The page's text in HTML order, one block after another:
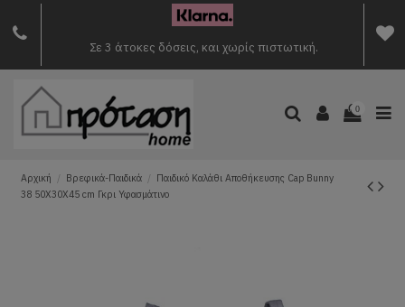
Σε 3 άτοκες δόσεις, και χωρίς πιστωτική.
0
Αρχική Βρεφικά-Παιδικά
Παιδικό Καλάθι Αποθήκευσης Cap Bunny
38 50X30X45 cm Γκρι Υφασμάτινο